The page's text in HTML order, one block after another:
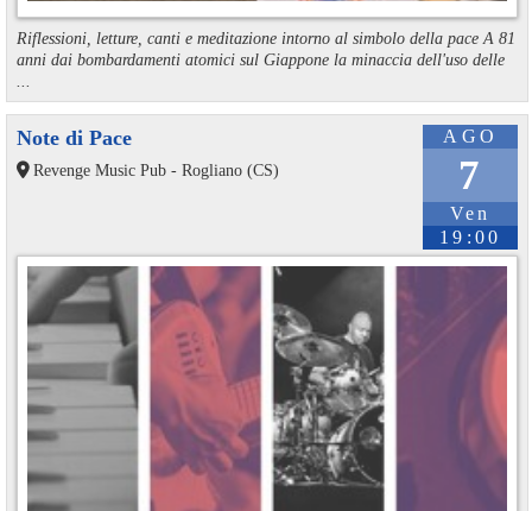
Riflessioni, letture, canti e meditazione intorno al simbolo della pace A 81
anni dai bombardamenti atomici sul Giappone la minaccia dell'uso delle
AGO
7
Ven
19:00
Note di Pace
Revenge Music Pub - Rogliano (CS)